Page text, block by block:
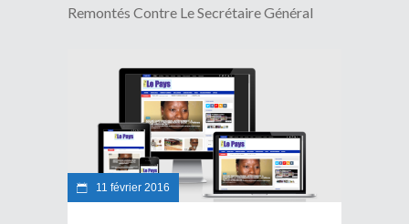
Remontés Contre Le Secrétaire Général
11 février 2016